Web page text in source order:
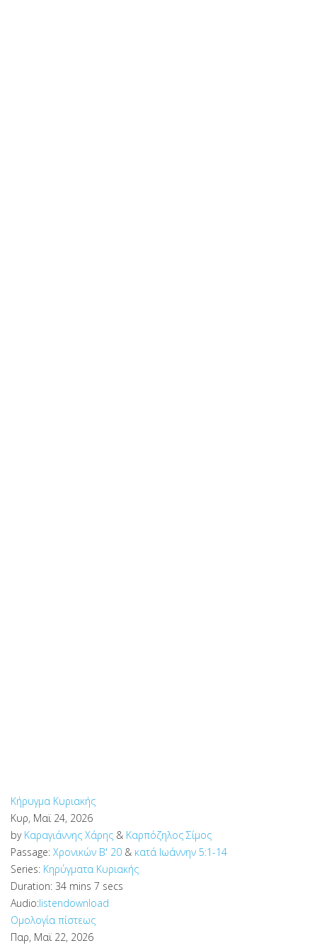
Κήρυγμα Κυριακής
Κυρ, Μαϊ 24, 2026
by Καραγιάννης Χάρης & Καρπόζηλος Σίμος
Passage: Χρονικών Β' 20 & κατά Ιωάννην 5:1-14
Series: Κηρύγματα Κυριακής
Duration: 34 mins 7 secs
Audio:listendownload
Ομολογία πίστεως
Παρ, Μαϊ 22, 2026